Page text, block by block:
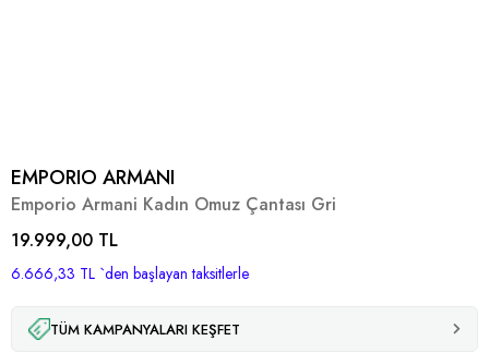
EMPORIO ARMANI
Emporio Armani Kadın Omuz Çantası Gri
19.999,00 TL
6.666,33 TL `den başlayan taksitlerle
TÜM KAMPANYALARI KEŞFET